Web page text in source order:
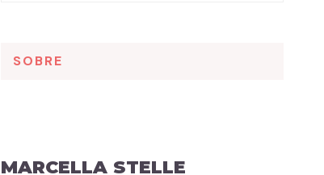
SOBRE
MARCELLA STELLE